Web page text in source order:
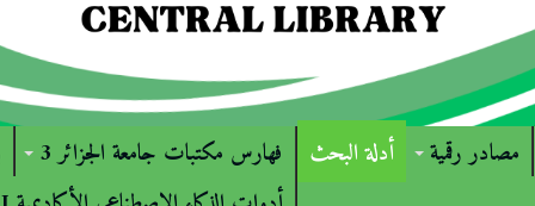
مصادر رقمية أدلة البحث فهارس مكتبات جامعة الجزائر 3